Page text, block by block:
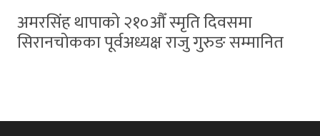
अमरसिंह थापाको २१०औँ स्मृति दिवसमा
सिरानचोकका पूर्वअध्यक्ष राजु गुरुङ सम्मानित